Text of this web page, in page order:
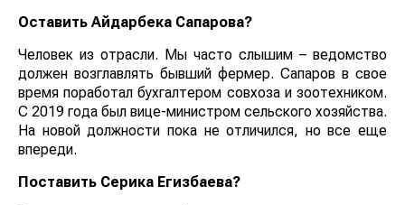
Оставить Айдарбека Сапарова?
Человек из отрасли. Мы часто слышим – ведомство
должен возглавлять бывший фермер. Сапаров в свое
время поработал бухгалтером совхоза и зоотехником.
С 2019 года был вице-министром сельского хозяйства.
На новой должности пока не отличился, но все еще
впереди.
Поставить Серика Егизбаева?